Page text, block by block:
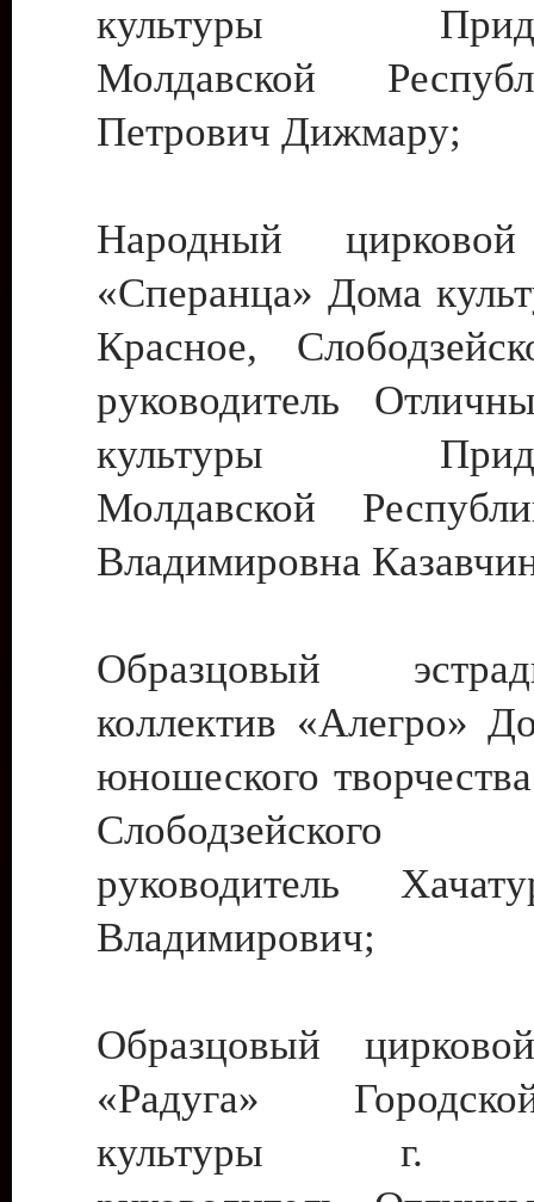
культуры
Молдавской
Петрович Дижмару;
Народный цирковой
«Сперанца» Дома
Красное,
руководитель
культуры
Молдавской
Владимировна
Образцовый
коллектив «Алегро»
юношеского
руководитель
Владимирович;
Образцовый
«Радуга»
культуры г.